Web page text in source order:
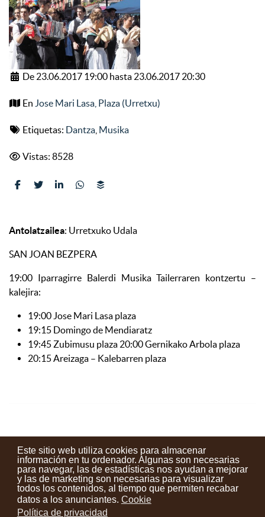
Este sitio web utiliza cookies para almacenar
información en tu ordenador. Algunas son necesarias
para navegar, las de estadísticas nos ayudan a mejorar
y las de marketing son necesarias para visualizar
todos los contenidos, al tiempo que permiten recabar
datos a los anunciantes. Cookie
Política de privacidad
De 23.06.2017 19:00 hasta 23.06.2017 20:30
En Jose Mari Lasa, Plaza (Urretxu)
Etiquetas: Dantza Musika
Vistas: 8528
Antolatzailea: Urretxuko Udala
SAN JOAN BEZPERA
19:00 Iparragirre Balerdi Musika Tailerraren kontzertu –
kalejira:
19:00 Jose Mari Lasa plaza
19:15 Domingo de Mendiaratz
19:45 Zubimusu plaza 20:00 Gernikako Arbola plaza
20:15 Areizaga – Kalebarren plaza
Contactos Condiciones de uso Aviso legal
Noticias
Tu opinión cuenta